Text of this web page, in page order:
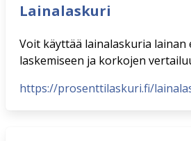
Lainalaskuri
Voit käyttää lainalaskuria lainan
laskemiseen ja korkojen
https://prosenttilaskuri.fi/